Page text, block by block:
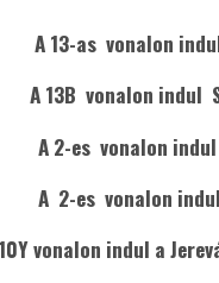
A 13-as vonalon
A 13B vonalon indul
A 2-es vonalon
A 2-es vonalon
vonalon indul a